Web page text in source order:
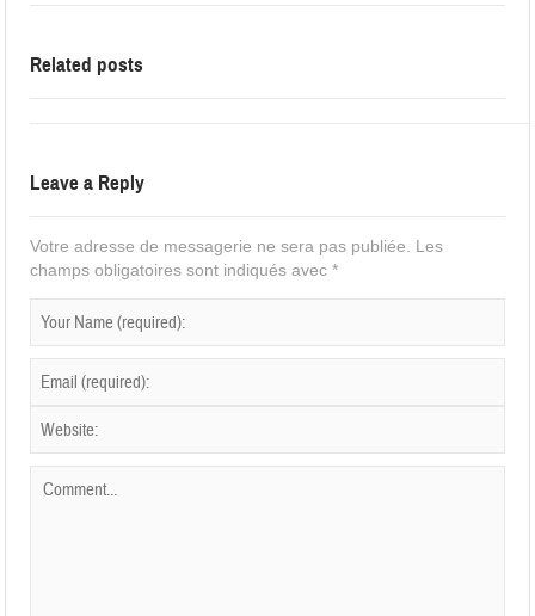
Related posts
Leave a Reply
Votre adresse de messagerie ne sera pas publiée.
Les
champs obligatoires sont indiqués avec*